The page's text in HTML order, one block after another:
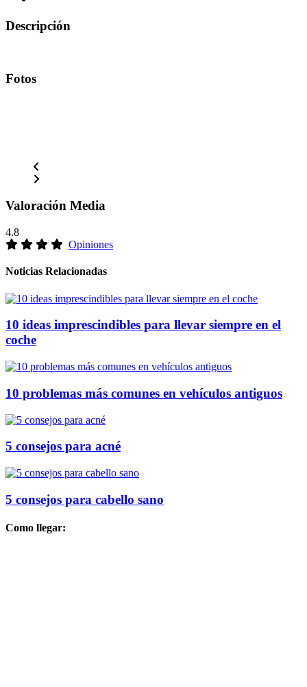
Descripción
Fotos
Valoración Media
4.8
Opiniones
Noticias Relacionadas
10 ideas imprescindibles para llevar siempre en el
coche
10 problemas más comunes en vehículos antiguos
5 consejos para acné
5 consejos para cabello sano
Como llegar: